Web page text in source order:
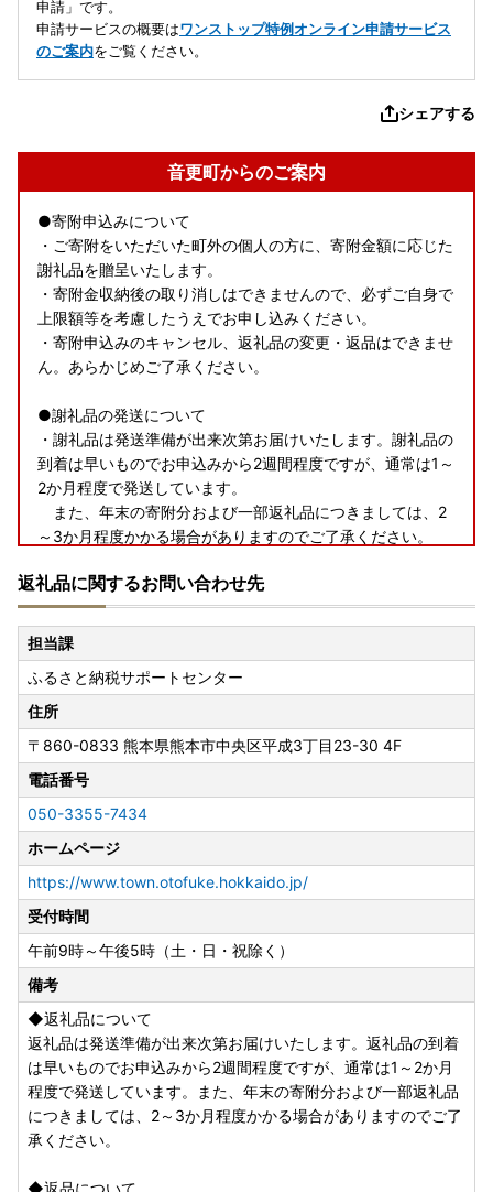
申請」です。
申請サービスの概要はワンストップ特例オンライン申請サービス
のご案内をご覧ください。
シェアする
音更町からのご案内
●寄附申込みについて
・ご寄附をいただいた町外の個人の方に、寄附金額に応じた
謝礼品を贈呈いたします。
・寄附金収納後の取り消しはできませんので、必ずご自身で
上限額等を考慮したうえでお申し込みください。
・寄附申込みのキャンセル、返礼品の変更・返品はできませ
ん。あらかじめご了承ください。
●謝礼品の発送について
・謝礼品は発送準備が出来次第お届けいたします。謝礼品の
到着は早いものでお申込みから2週間程度ですが、通常は1～
2か月程度で発送しています。
また、年末の寄附分および一部返礼品につきましては、2
～3か月程度かかる場合がありますのでご了承ください。
●長期不在・転居について
・ご寄附から3か月以内で3日間以上の不在日がある場合
や、転居予定がある場合は、申込時に備考欄に入力してくだ
さい。
・申込後に長期不在や転居が決まった場合は、必ず音更町役
場企画課へご連絡ください。※ご連絡がなく謝礼品をお受け
取りいただけなかった場合の再発送はできません。
●証明書の発送について
・証明書は謝礼品とは別に郵便でお届けします。
●ワンストップ特例申請書の提出について
2026年寄附分の提出期限
2027年（令和9年）1月10日（必着）
【提出先】
〒080-0198 北海道河東郡音更町元町2番地 音更町役場 企
画財政部まちづくり課交流推進係 あて
・寄附申出時に申告特例申請書を希望した人には、音更町役
場から申請書を郵送いたします。
●お礼の品発送に関するお問い合わせ
ふるさと納税サポートセンター
TEL：050-3355-7434
返礼品に関するお問い合わせ先
担当課
ふるさと納税サポートセンター
住所
〒860-0833 熊本県熊本市中央区平成3丁目23-30 4F
電話番号
050-3355-7434
ホームページ
https://www.town.otofuke.hokkaido.jp/
受付時間
午前9時～午後5時（土・日・祝除く）
備考
◆返礼品について
返礼品は発送準備が出来次第お届けいたします。返礼品の到着
は早いものでお申込みから2週間程度ですが、通常は1～2か月
程度で発送しています。また、年末の寄附分および一部返礼品
につきましては、2～3か月程度かかる場合がありますのでご了
承ください。